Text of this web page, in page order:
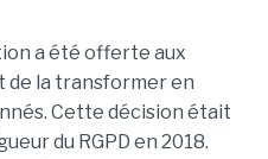
a été offerte aux
de la transformer en
Cette décision était
du RGPD en 2018.